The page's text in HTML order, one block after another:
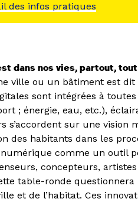
des infos pratiques
dans nos vies, partout,
ville ou un bâtiment est dit
sont intégrées à
; énergie, eau, etc.),
s’accordent sur une vision
des habitants dans les
comme un outil
concepteurs,
table-ronde
et de l’habitat. Ces